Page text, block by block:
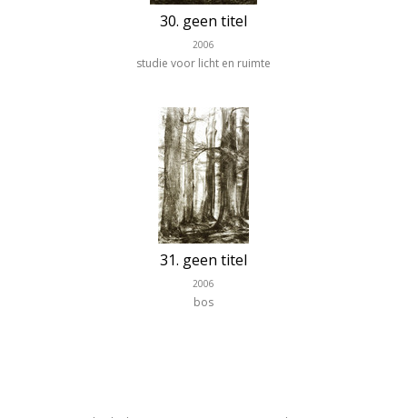
30. geen titel
2006
studie voor licht en ruimte
31. geen titel
2006
bos